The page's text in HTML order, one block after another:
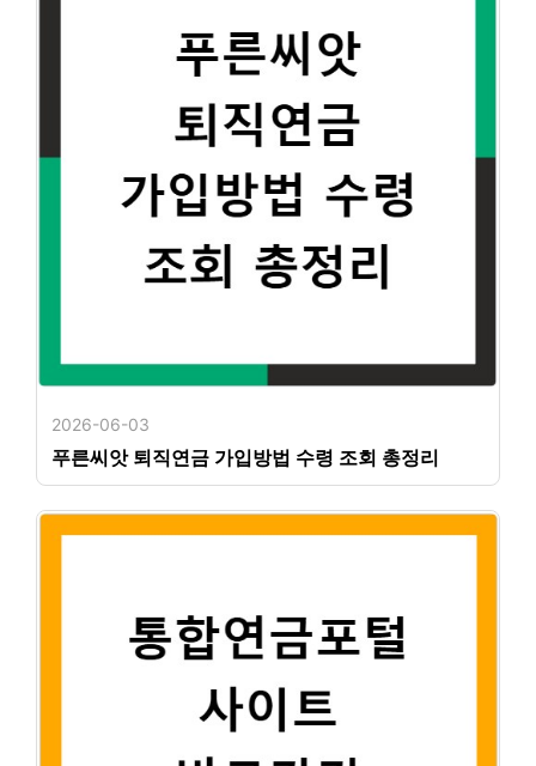
2026-06-03
푸른씨앗 퇴직연금 가입방법 수령 조회 총정리